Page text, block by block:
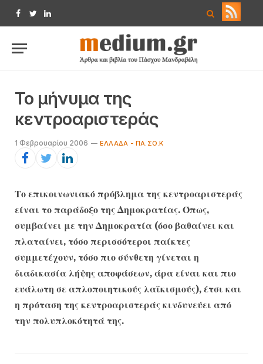
Facebook
TwitterLinkedIn
Το μήνυμα της
κεντροαριστεράς
1 Φεβρουαρίου 2006 ΕΛΛΆΔΑ - ΠΑ.ΣΟ.Κ
Το επικοινωνιακό πρόβλημα της κεντροαριστεράς
είναι το παράδοξο της Δημοκρατίας. Όπως,
συμβαίνει με την Δημοκρατία (όσο βαθαίνει και
πλαταίνει, τόσο περισσότεροι παίκτες
συμμετέχουν, τόσο πιο σύνθετη γίνεται η
διαδικασία λήψης αποφάσεων, άρα είναι και πιο
ευάλωτη σε απλοποιητικούς λαϊκισμούς), έτσι και
η πρόταση της κεντροαριστεράς κινδυνεύει από
την πολυπλοκότητά της.